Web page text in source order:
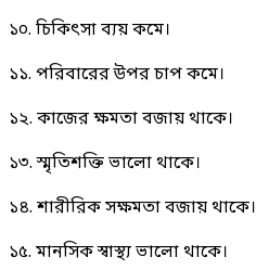
১০. চিকিৎসা ব্যয় কমে।
১১. পরিবারের উপর চাপ কমে।
১২. কাজের ক্ষমতা বজায় থাকে।
১৩. স্মৃতিশক্তি ভালো থাকে।
১৪. শারীরিক সক্ষমতা বজায় থাকে।
১৫. মানসিক স্বাস্থ্য ভালো থাকে।